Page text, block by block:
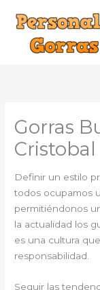
contenido
Gorras
Cristobal
Definir un estilo
todos ocupamos
permitiéndonos
la actualidad los
es una cultura
responsabilidad.
Seguir las